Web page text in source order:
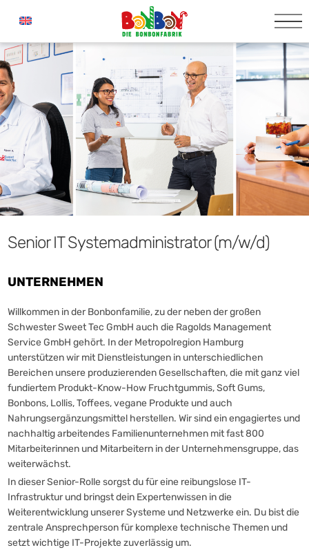
Senior IT Systemadministrator (m/w/d)
UNTERNEHMEN
Willkommen in der Bonbonfamilie, zu der neben der großen
Schwester Sweet Tec GmbH auch die Ragolds Management
Service GmbH gehört. In der Metropolregion Hamburg
unterstützen wir mit Dienstleistungen in unterschiedlichen
Bereichen unsere produzierenden Gesellschaften, die mit ganz viel
fundiertem Produkt-Know-How Fruchtgummis, Soft Gums,
Bonbons, Lollis, Toffees, vegane Produkte und auch
Nahrungsergänzungsmittel herstellen. Wir sind ein engagiertes und
nachhaltig arbeitendes Familienunternehmen mit fast 800
Mitarbeiterinnen und Mitarbeitern in der Unternehmensgruppe, das
weiterwächst.
In dieser Senior-Rolle sorgst du für eine reibungslose IT-
Infrastruktur und bringst dein Expertenwissen in die
Weiterentwicklung unserer Systeme und Netzwerke ein. Du bist die
zentrale Ansprechperson für komplexe technische Themen und
setzt wichtige IT-Projekte zuverlässig um.